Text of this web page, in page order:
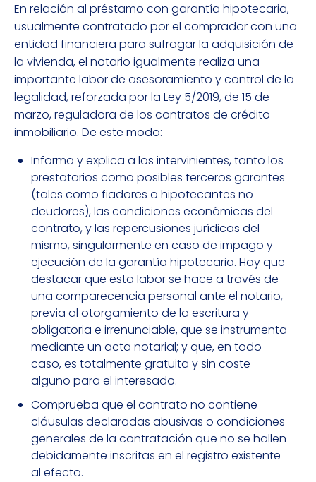
En relación al préstamo con garantía hipotecaria,
usualmente contratado por el comprador con una
entidad financiera para sufragar la adquisición de
la vivienda, el notario igualmente realiza una
importante labor de asesoramiento y control de la
legalidad, reforzada por la Ley 5/2019, de 15 de
marzo, reguladora de los contratos de crédito
inmobiliario. De este modo:
Informa y explica a los intervinientes, tanto los
prestatarios como posibles terceros garantes
(tales como fiadores o hipotecantes no
deudores), las condiciones económicas del
contrato, y las repercusiones jurídicas del
mismo, singularmente en caso de impago y
ejecución de la garantía hipotecaria. Hay que
destacar que esta labor se hace a través de
una comparecencia personal ante el notario,
previa al otorgamiento de la escritura y
obligatoria e irrenunciable, que se instrumenta
mediante un acta notarial; y que, en todo
caso, es totalmente gratuita y sin coste
alguno para el interesado.
Comprueba que el contrato no contiene
cláusulas declaradas abusivas o condiciones
generales de la contratación que no se hallen
debidamente inscritas en el registro existente
al efecto.